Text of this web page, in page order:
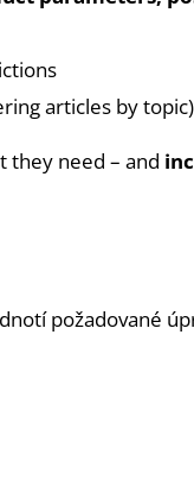
articles by topic)
they need – and
požadované